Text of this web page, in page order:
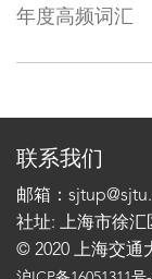
年度高频词汇
联系我们
邮箱：
社址: 上海市徐汇
© 2020 上海交通